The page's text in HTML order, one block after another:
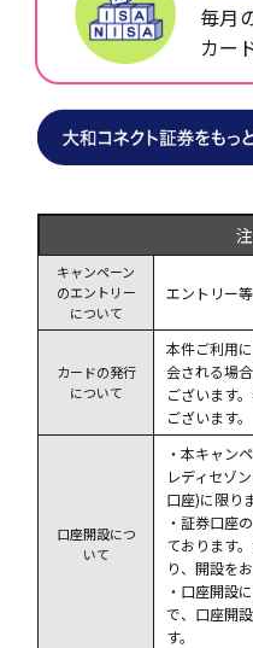
毎月
カー
キャンペーン
のエントリー
について
エントリー等
カードの発行
について
本件ご利用
会される場
ございます
ございます。
口座開設につ
いて
・本キャン
レディセゾ
口座)に限り
・証券口座
ております
り、開設を
・口座開設
で、口座開
す。